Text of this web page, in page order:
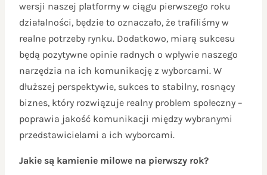
wersji naszej platformy w ciągu pierwszego roku
działalności, będzie to oznaczało, że trafiliśmy w
realne potrzeby rynku. Dodatkowo, miarą sukcesu
będą pozytywne opinie radnych o wpływie naszego
narzędzia na ich komunikację z wyborcami. W
dłuższej perspektywie, sukces to stabilny, rosnący
biznes, który rozwiązuje realny problem społeczny –
poprawia jakość komunikacji między wybranymi
przedstawicielami a ich wyborcami.
Jakie są kamienie milowe na pierwszy rok?